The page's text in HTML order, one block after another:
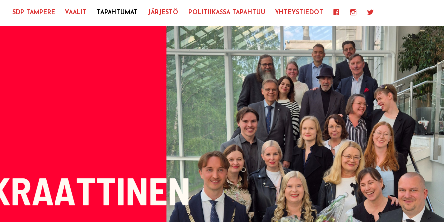
SDP TAMPERE VAALIT TAPAHTUMAT JÄRJESTÖ POLITIIKASSA TAPAHTUU YHTEYSTIEDOT Facebook